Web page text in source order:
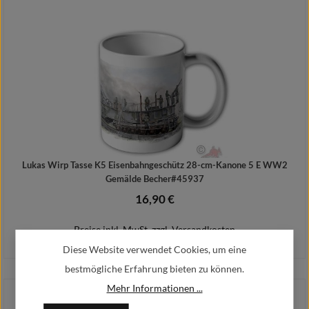
Lukas Wirp Tasse K5 Eisenbahngeschütz 28-cm-Kanone 5 E WW2
Gemälde Becher#45937
Regulärer Preis:
16,90 €
Preise inkl. MwSt. zzgl. Versandkosten
Diese Website verwendet Cookies, um eine
bestmögliche Erfahrung bieten zu können.
Mehr Informationen ...